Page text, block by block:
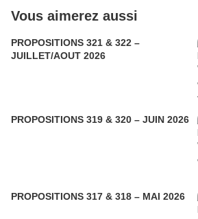
Vous aimerez aussi
PROPOSITIONS 321 & 322 –
JUILLET/AOUT 2026
PROPOSITIONS 319 & 320 – JUIN 2026
PROPOSITIONS 317 & 318 – MAI 2026